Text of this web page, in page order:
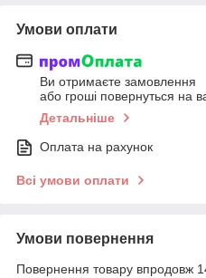
Умови оплати
Ви отримаєте замовлення
або гроші повернуться на
Детальніше
Оплата на рахунок
Всі умови оплати
Умови повернення
Повернення товару впродовж